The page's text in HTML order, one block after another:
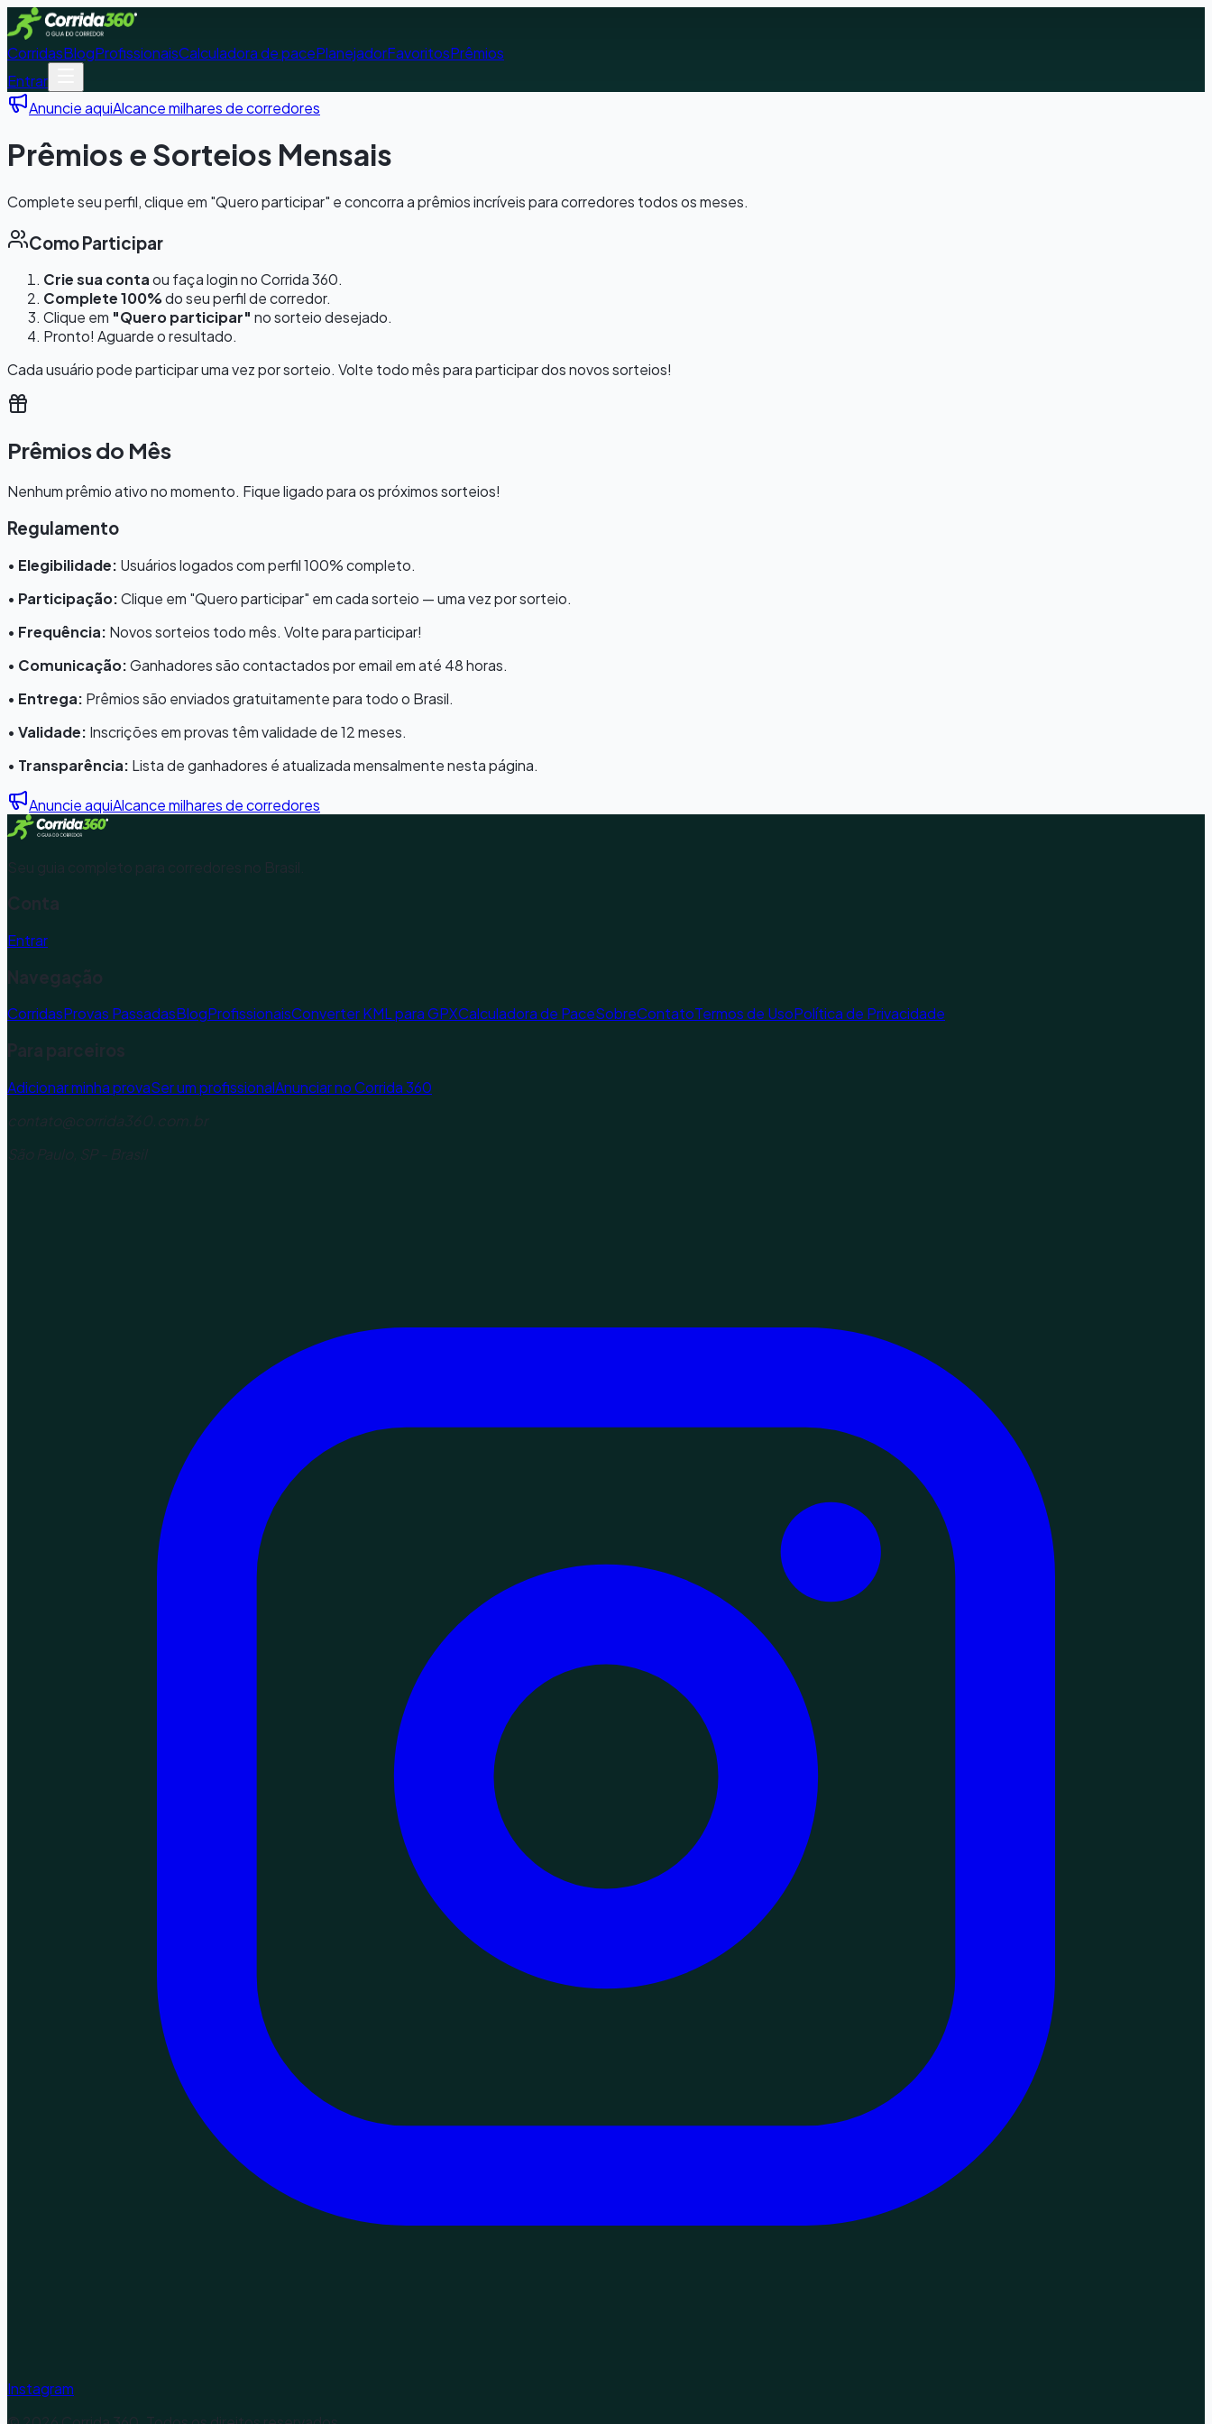
CorridasBlogProfissionaisCalculadora de pacePlanejadorFavoritosPrêmios
Entrar
Anuncie aquiAlcance milhares de corredores
Prêmios e Sorteios Mensais
Complete seu perfil, clique em "Quero participar" e concorra a prêmios incríveis para corredores todos os meses.
Como Participar
Crie sua contaou faça login no Corrida 360.
Complete 100%do seu perfil de corredor.
Clique em "Quero participar" no sorteio desejado.
Pronto! Aguarde o resultado.
Cada usuário pode participar uma vez por sorteio. Volte todo mês para participar dos novos sorteios!
Prêmios do Mês
Nenhum prêmio ativo no momento. Fique ligado para os próximos sorteios!
Regulamento
• Elegibilidade: Usuários logados com perfil 100% completo.
• Participação:Clique em "Quero participar" em cada sorteio — uma vez por sorteio.
• Frequência: Novos sorteios todo mês. Volte para participar!
• Comunicação:Ganhadores são contactados por email em até 48 horas.
• Entrega: Prêmios são enviados gratuitamente para todo o Brasil.
• Validade: Inscrições em provas têm validade de 12 meses.
• Transparência: Lista de ganhadores é atualizada mensalmente nesta página.
Anuncie aquiAlcance milhares de corredores
Seu guia completo para corredores no Brasil.
Conta
Entrar
Navegação
CorridasProvas PassadasBlogProfissionaisConverter KML para GPXCalculadora de PaceSobreContatoTermos de UsoPolítica de Privacidade
Para parceiros
Adicionar minha provaSer um profissionalAnunciar no Corrida 360
contato@corrida360.com.br
São Paulo, SP - Brasil
Instagram